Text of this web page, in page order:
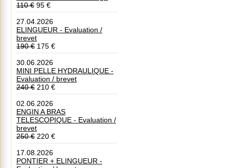
110 € 95 €
27.04.2026
ELINGUEUR - Evaluation /
brevet
190 € 175 €
30.06.2026
MINI PELLE HYDRAULIQUE -
Evaluation / brevet
240 € 210 €
02.06.2026
ENGIN A BRAS
TELESCOPIQUE - Evaluation /
brevet
250 € 220 €
17.08.2026
PONTIER + ELINGUEUR -